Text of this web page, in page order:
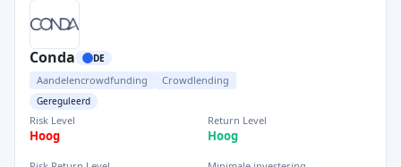
Conda DE
Aandelencrowdfunding Crowdlending
Gereguleerd
Risk Level
Hoog
Return Level
Hoog